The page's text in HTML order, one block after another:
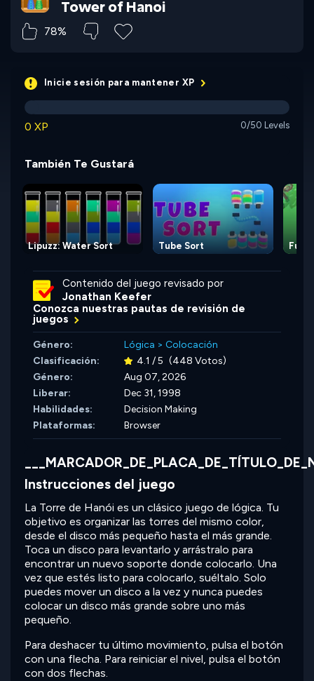
Tower of Hanoi
78%
Inicie sesión para mantener XP
0 XP 0/50 Levels
También Te Gustará
Lipuzz: Water Sort Tube Sort Full
Contenido del juego revisado por
Jonathan Keefer
Conozca nuestras pautas de revisión de
juegos
Género: Lógica > Colocación
Clasificación:
4.1 / 5 (448 Votos)
Género:
Aug 07, 2026
Liberar:
Dec 31, 1998
Habilidades:
Decision Making
Plataformas:
Browser
Instrucciones del juego
La Torre de Hanói es un clásico juego de lógica. Tu
objetivo es organizar las torres del mismo color,
desde el disco más pequeño hasta el más grande.
Toca un disco para levantarlo y arrástralo para
encontrar un nuevo soporte donde colocarlo. Una
vez que estés listo para colocarlo, suéltalo. Solo
puedes mover un disco a la vez y nunca puedes
colocar un disco más grande sobre uno más
pequeño.
Para deshacer tu último movimiento, pulsa el botón
con una flecha. Para reiniciar el nivel, pulsa el botón
con dos flechas.